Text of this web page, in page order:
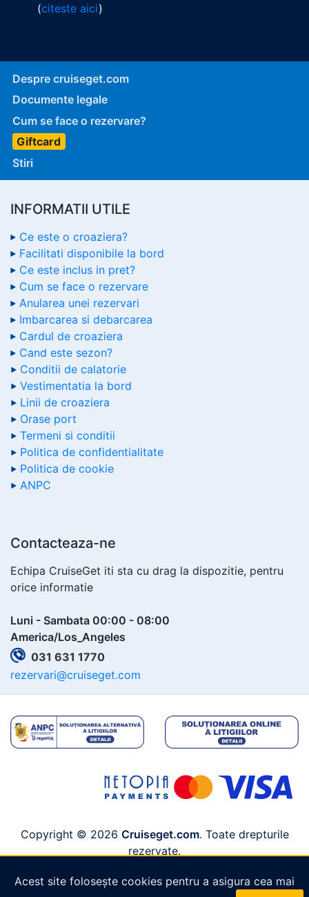
Acest site folosește cookies pentru a asigura cea mai
(citeste aici)
Despre cruiseget.com
Documente legale
Cum se face o rezervare?
Giftcard
Stiri
INFORMATII UTILE
Ce este o croaziera?
Facilitati disponibile la bord
Ce este inclus in pret?
Cum se face o rezervare
Anularea unei rezervari
Imbarcarea si debarcarea
Cardul de croaziera
Cand este sezon?
Conditii de calatorie
Vestimentatia la bord
Linii de croaziera
Orase port
Termeni si conditii
Politica de confidentialitate
Politica de cookie
ANPC
Contacteaza-ne
Echipa CruiseGet iti sta cu drag la dispozitie, pentru
orice informatie
Luni - Sambata 00:00 - 08:00
America/Los_Angeles
031 631 1770
rezervari@cruiseget.com
Copyright © 2026 Cruiseget.com. Toate drepturile
rezervate.